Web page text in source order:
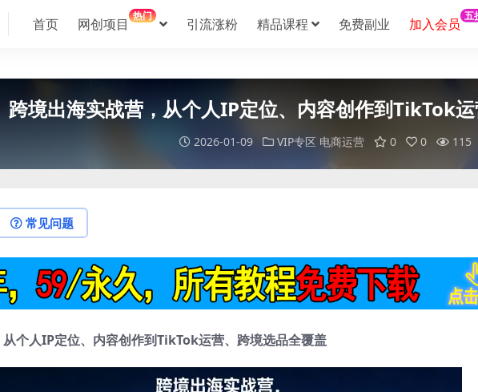
首页 网创项目 热门 引流涨粉 精品课程 免费副业 加入会员 五
跨境出海实战营，从个人IP定位、内容创作到TikTok
2026-01-09 VIP专区 电商运营 0 0 115
常见问题
从个人IP定位、内容创作到TikTok运营、跨境选品全覆盖